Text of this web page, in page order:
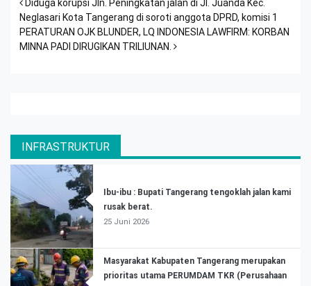
Post navigation
Diduga korupsi Jln. Peningkatan jalan di Jl. Juanda Kec.
Neglasari Kota Tangerang di soroti anggota DPRD, komisi 1
PERATURAN OJK BLUNDER, LQ INDONESIA LAWFIRM: KORBAN
MINNA PADI DIRUGIKAN TRILIUNAN.
INFRASTRUKTUR
Ibu-ibu : Bupati Tangerang tengoklah jalan kami
rusak berat.
25 Juni 2026
Masyarakat Kabupaten Tangerang merupakan
prioritas utama PERUMDAM TKR (Perusahaan